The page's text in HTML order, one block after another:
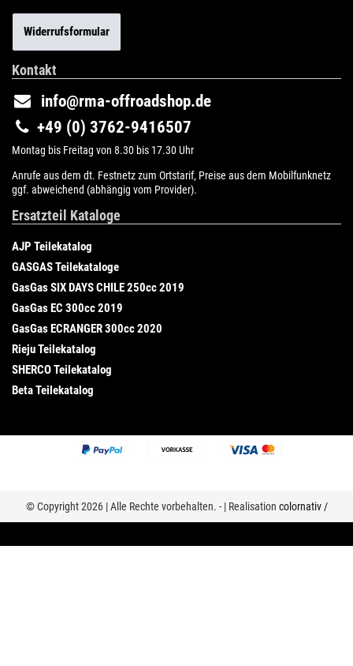
Widerrufsformular
Kontakt
info@rma-offroadshop.de
+49 (0) 3762-9416507
Montag bis Freitag von 8.30 bis 17.30 Uhr
Anrufe aus dem dt. Festnetz zum Ortstarif, Preise aus dem Mobilfunknetz
ggf. abweichend (abhängig vom Provider).
Ersatzteil Kataloge
AJP Teilekatalog
GASGAS Teilekataloge
GasGas SIX DAYS CHILE 250cc 2019
GasGas EC 300cc 2019
GasGas ECRANGER 300cc 2020
Rieju Teilekatalog
SHERCO Teilekatalog
Beta Teilekatalog
© Copyright 2026 | Alle Rechte vorbehalten. - | Realisation colornativ /